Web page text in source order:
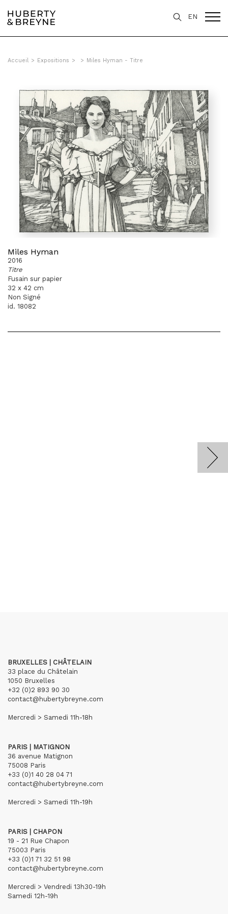
EN
Accueil > Expositions > > Miles Hyman - Titre
Miles Hyman
2016
Titre
Fusain sur papier
32 x 42 cm
Non Signé
id. 18082
BRUXELLES | CHÂTELAIN
33 place du Châtelain
1050 Bruxelles
+32 (0)2 893 90 30
contact@hubertybreyne.com
Mercredi > Samedi 11h-18h
PARIS | MATIGNON
36 avenue Matignon
75008 Paris
+33 (0)1 40 28 04 71
contact@hubertybreyne.com
Mercredi > Samedi 11h-19h
PARIS | CHAPON
19 - 21 Rue Chapon
75003 Paris
+33 (0)1 71 32 51 98
contact@hubertybreyne.com
Mercredi > Vendredi 13h30-19h
Samedi 12h-19h